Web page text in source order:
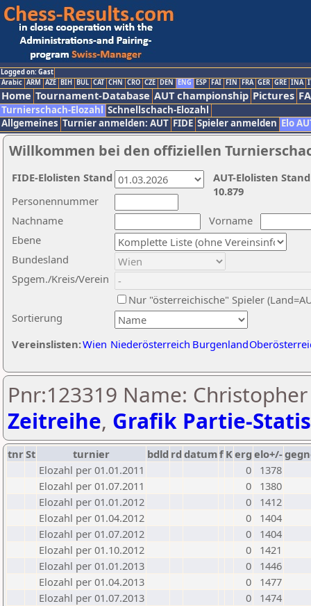
Logged on: Gast
Arabic ARM AZE BIH BUL CAT CHN CRO CZE DEN ENG ESP FAI FIN FRA GER GRE INA
Home Tournament-Database AUT championship Pictures
Turnierschach-Elozahl Schnellschach-Elozahl
Allgemeines Turnier anmelden: AUT FIDE Spieler anmelden Elo
Willkommen bei den offiziellen
Nachname
Vorname
Ebene
Sortierung
Personennummer
Bundesland
Spgem./Kreis/Verein
Nur "österreichische" Spieler
Vereinslisten:Wien Niederösterreich Burgenland
AUT-Elolisten
10.879
FIDE-Elolisten Stand
Pnr:123319 Name:
Zeitreihe, Grafik Partie-
tnrSt turnier bdld rd datumf Kerg elo+/-
Elozahl per 01.01.2011
0
1378
Elozahl per 01.07.2011
0
1380
Elozahl per 01.01.2012
0
1412
Elozahl per 01.04.2012
0
1404
Elozahl per 01.07.2012
0
1404
Elozahl per 01.10.2012
0
1421
Elozahl per 01.01.2013
0
1446
Elozahl per 01.04.2013
0
1477
Elozahl per 01.07.2013
0
1474